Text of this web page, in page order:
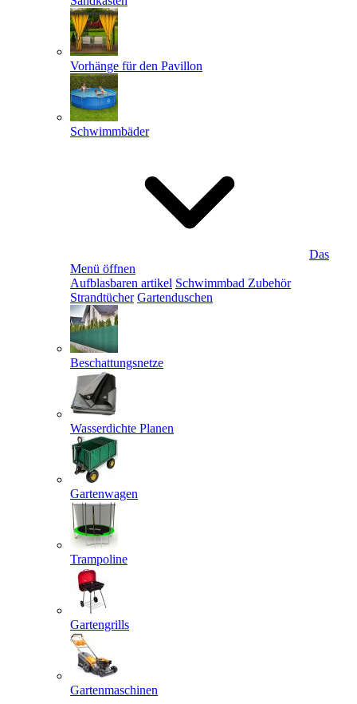
Vorhänge für den Pavillon
Schwimmbäder
Das
Menü öffnen
Aufblasbaren artikel Schwimmbad Zubehör
Strandtücher Gartenduschen
Beschattungsnetze
Wasserdichte Planen
Gartenwagen
Trampoline
Gartengrills
Gartenmaschinen